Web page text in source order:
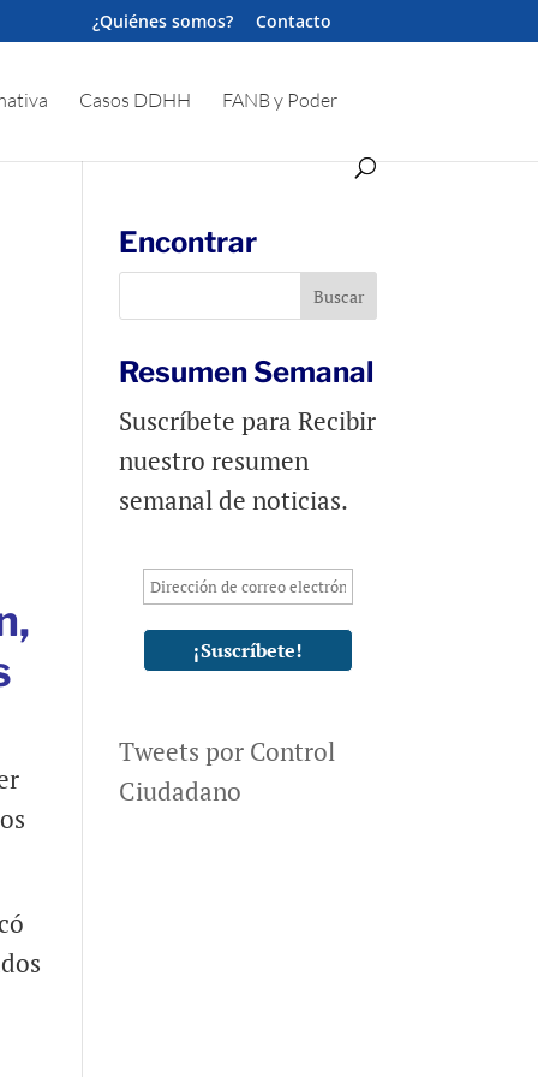
¿Quiénes somos? Contacto
Casos DDHH FANB y Poder
Encontrar
Resumen Semanal
Suscríbete para Recibir
nuestro resumen
semanal de noticias.
Tweets por Control
Ciudadano